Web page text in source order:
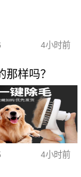
4小时前
样吗？
4小时前